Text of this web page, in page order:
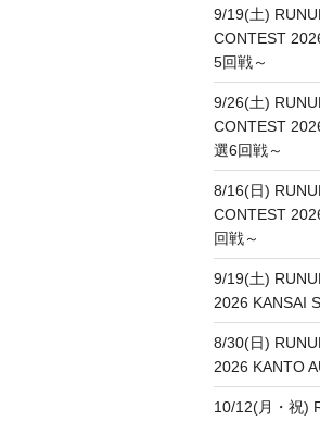
9/19(土)
CONTEST
5回戦～
9/26(土)
CONTEST
選6回戦～
8/16(日)
CONTEST
回戦～
9/19(土)
2026 KANSAI
8/30(日)
2026 KANTO
10/12(月・祝)